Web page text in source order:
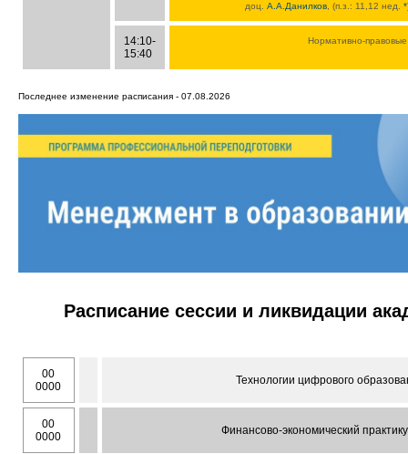
доц.А.А.Данилков , (п.з.: 11,12 нед.*
14:10-
15:40
Нормативно-
Последнее изменение расписания - 07.08.2026
Расписание сессии и ликвидации
00
0000
Технологии цифрового
00
0000
Финансово-экономический